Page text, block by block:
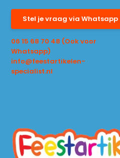
Stel je vraag via Whatsapp
06 15 68 70 48 (Ook voor
Whatsapp)
info@feestartikelen-
specialist.nl